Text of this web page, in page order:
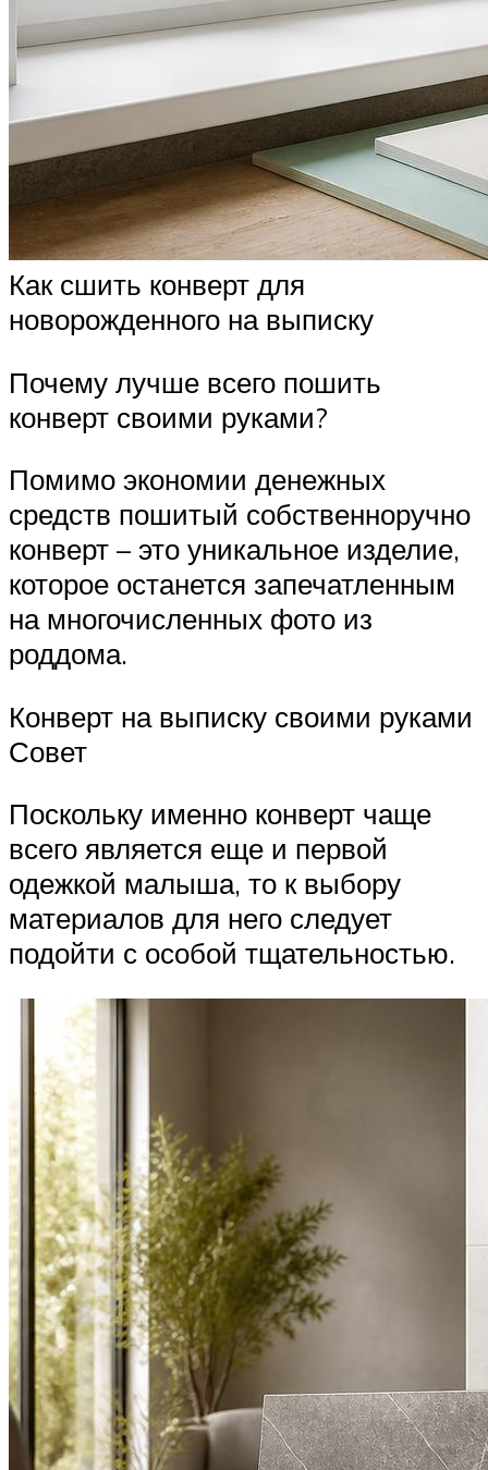
Как сшить конверт для
новорожденного на выписку
Почему лучше всего пошить
конверт своими руками?
Помимо экономии денежных
средств пошитый собственноручно
конверт – это уникальное изделие,
которое останется запечатленным
на многочисленных фото из
роддома.
Конверт на выписку своими руками
Совет
Поскольку именно конверт чаще
всего является еще и первой
одежкой малыша, то к выбору
материалов для него следует
подойти с особой тщательностью.